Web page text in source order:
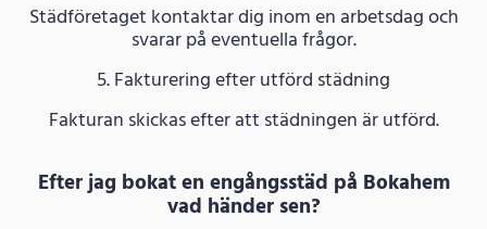
Städföretaget kontaktar dig inom en arbetsdag och
svarar på eventuella frågor.
5. Fakturering efter utförd städning
Fakturan skickas efter att städningen är utförd.
Efter jag bokat en engångsstäd på Bokahem
vad händer sen?